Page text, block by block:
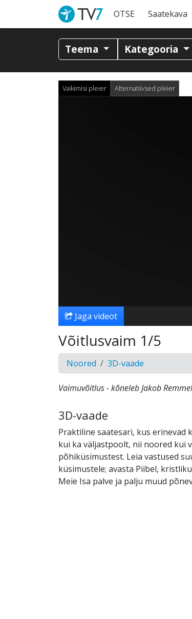
OTSE Saatekava
Teema Kategooria
Vaikimisi pleier Alternatiivsed pleier
Jaga videot
Võitlusvaim 1/5
Noored 3D-vaade
Vaimuvõitlus - kõneleb Jakob Remmel
3D-vaade
Praktiline saatesari, kus erinevad
kui ka väljastpoolt, nii noored kui
põhiküsimustest. Leia vastused
küsimustele; avasta Piibel,
Meie Isa palve ja palju muud